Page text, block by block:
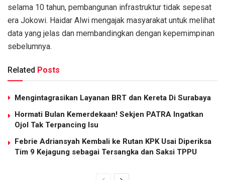
selama 10 tahun, pembangunan infrastruktur tidak sepesat
era Jokowi. Haidar Alwi mengajak masyarakat untuk melihat
data yang jelas dan membandingkan dengan kepemimpinan
sebelumnya.
Related Posts
Mengintagrasikan Layanan BRT dan Kereta Di Surabaya
Hormati Bulan Kemerdekaan! Sekjen PATRA Ingatkan
Ojol Tak Terpancing Isu
Febrie Adriansyah Kembali ke Rutan KPK Usai Diperiksa
Tim 9 Kejagung sebagai Tersangka dan Saksi TPPU